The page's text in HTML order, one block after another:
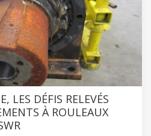
LES DÉFIS RELEVÉS
À ROULEAUX